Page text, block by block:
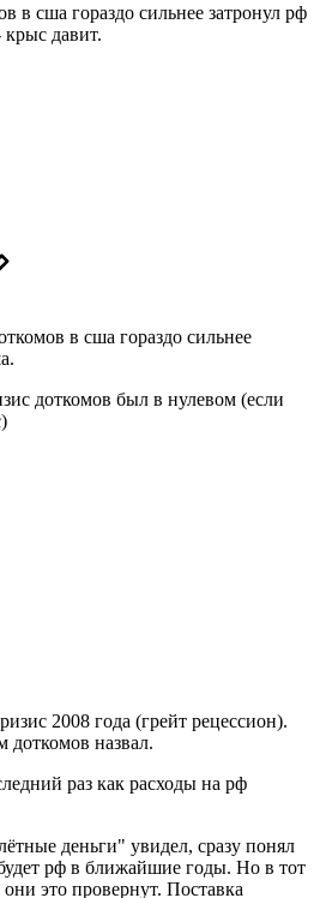
в сша гораздо сильнее затронул рф
давит.
в сша гораздо сильнее
доткомов был в нулевом (если
2008 года (грейт рецессион).
доткомов назвал.
раз как расходы на рф
деньги" увидел, сразу понял
будет рф в ближайшие годы. Но в тот
это провернут. Поставка